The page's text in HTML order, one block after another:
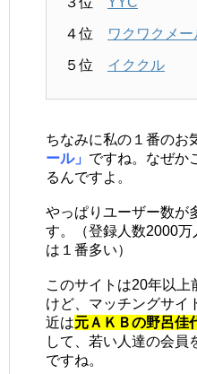
４位 ワクワクメー
５位 イククル
ちなみに私の１番のお
ール」 ですね。なぜか
るんですよ。
やっぱりユーザー数が
す。（登録人数2000
は１番多い）
このサイトは20年以上
けど、マッチングサイ
近は元ＡＫＢの野呂佳
して、若い人達の会員
ですね。